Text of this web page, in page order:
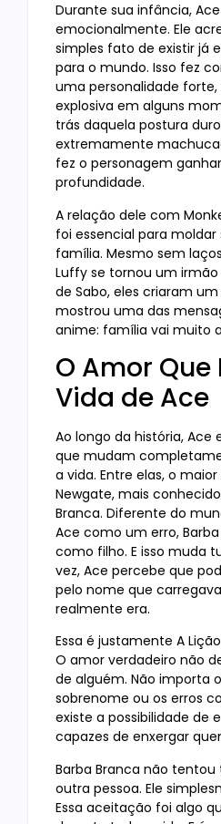
Durante sua infância,
emocionalmente. Ele
simples fato de existir já
para o mundo. Isso fez
uma personalidade forte,
explosiva em alguns
trás daquela postura
extremamente
fez o personagem
profundidade.
A relação dele com
foi essencial para moldar
família. Mesmo sem
Luffy se tornou um irmão
de Sabo, eles criaram
mostrou uma das
anime: família vai muito
O Amor Que
Vida de Ace
Ao longo da história, Ace
que mudam
a vida. Entre elas, o
Newgate, mais
Branca. Diferente do
Ace como um erro,
como filho. E isso muda
vez, Ace percebe que
pelo nome que
realmente era.
Essa é justamente A
O amor verdadeiro não
de alguém. Não importa
sobrenome ou os erros
existe a possibilidade de
capazes de enxergar
Barba Branca não
outra pessoa. Ele
Essa aceitação foi algo